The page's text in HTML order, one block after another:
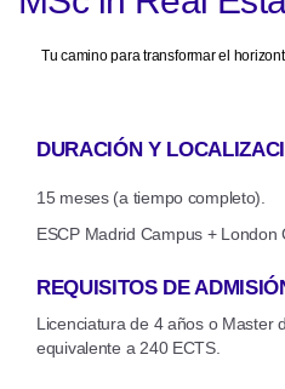
Tu camino para transformar el
DURACIÓN Y
15 meses (a tiempo completo).
ESCP Madrid Campus + London
REQUISITOS DE
Licenciatura de 4 años o Master
equivalente a 240 ECTS.